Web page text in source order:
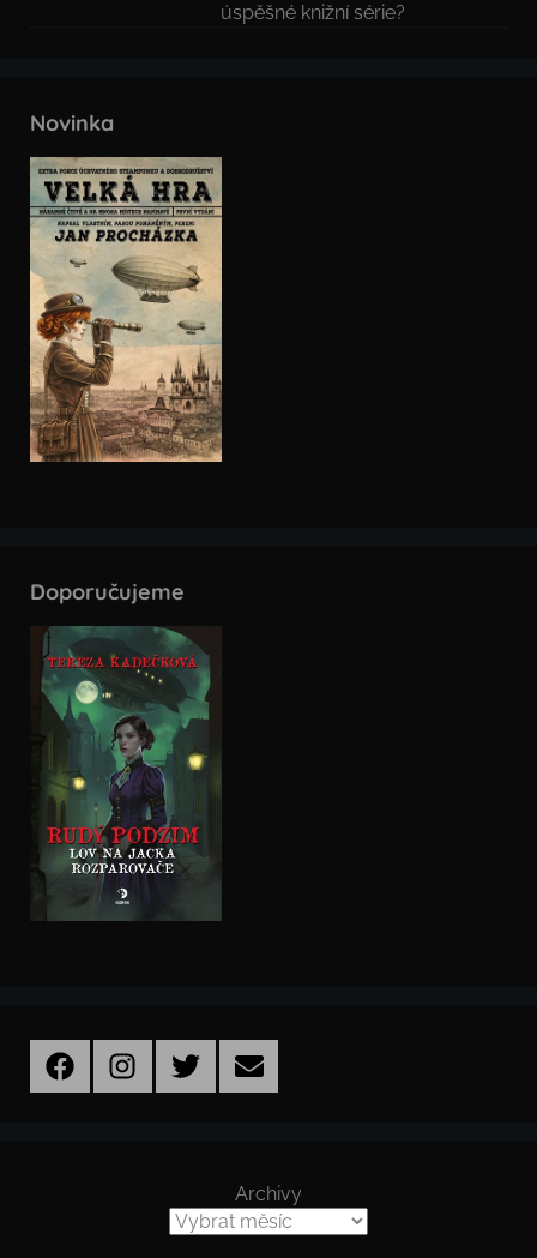
úspěšné knižní série?
Novinka
Doporučujeme
FacebookInstagramTwitter Email
Archivy